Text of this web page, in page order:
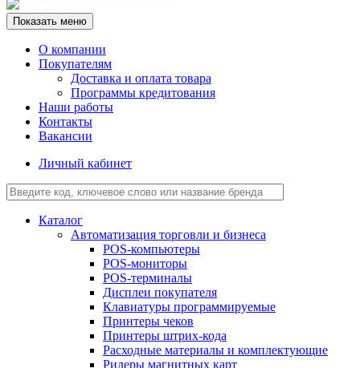
Показать меню
О компании
Покупателям
Доставка и оплата товара
Программы кредитования
Наши работы
Контакты
Вакансии
Личный кабинет
Каталог
Автоматизация торговли и бизнеса
POS-компьютеры
POS-мониторы
POS-терминалы
Дисплеи покупателя
Клавиатуры программируемые
Принтеры чеков
Принтеры штрих-кода
Расходные материалы и комплектующие
Ридеры магнитных карт